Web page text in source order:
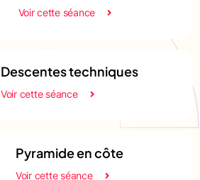
Voir cette séance
Descentes techniques
Voir cette séance
Pyramide en côte
Voir cette séance